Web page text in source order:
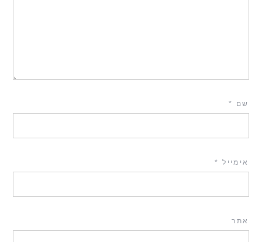
שם *
אימייל *
אתר